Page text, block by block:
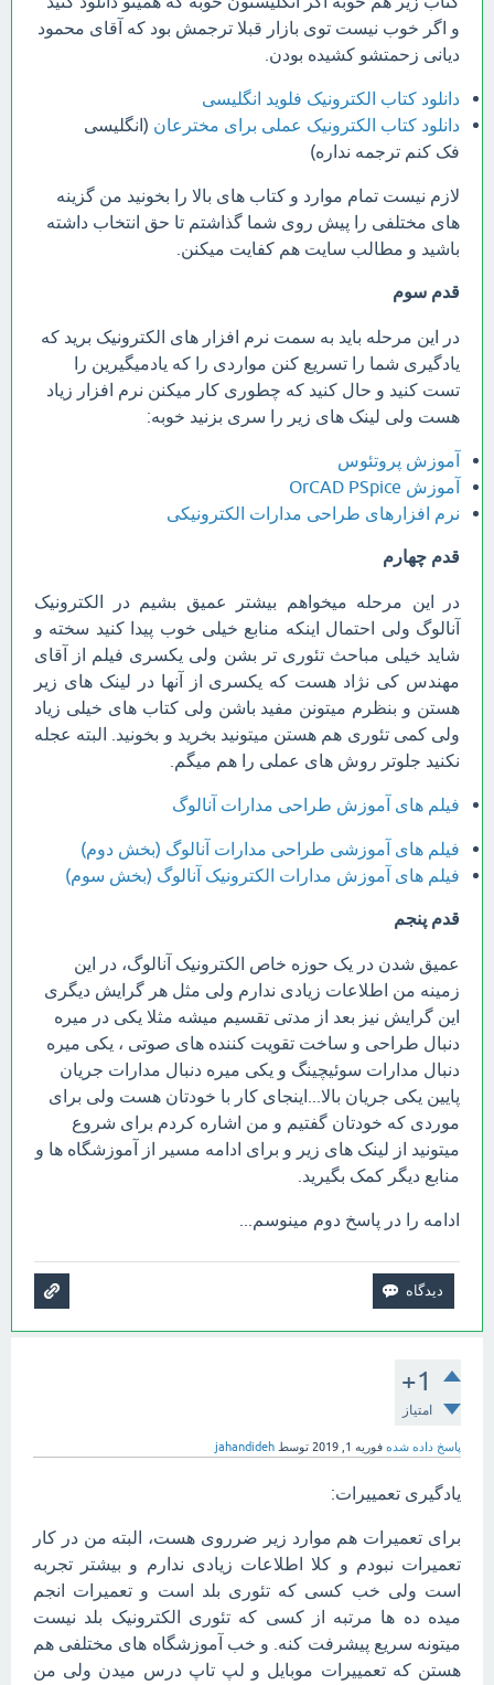
و اگر خوب نیست توی بازار قبلا ترجمش بود که آقای محمود
دیانی زحمتشو کشیده بودن.
دانلود کتاب الکترونیک فلوید انگلیسی
دانلود کتاب الکترونیک عملی برای مخترعان (انگلیسی
فک کنم ترجمه نداره)
لازم نیست تمام موارد و کتاب های بالا را بخونید من گزینه
های مختلفی را پیش روی شما گذاشتم تا حق انتخاب داشته
باشید و مطالب سایت هم کفایت میکنن.
قدم سوم
در این مرحله باید به سمت نرم افزار های الکترونیک برید که
یادگیری شما را تسریع کنن مواردی را که یادمیگیرین را
تست کنید و حال کنید که چطوری کار میکنن نرم افزار زیاد
هست ولی لینک های زیر را سری بزنید خوبه:
آموزش پروتئوس
آموزش OrCAD PSpice
نرم افزارهای طراحی مدارات الکترونیکی
قدم چهارم
در این مرحله میخواهم بیشتر عمیق بشیم در الکترونیک
آنالوگ ولی احتمال اینکه منابع خیلی خوب پیدا کنید سخته و
شاید خیلی مباحث تئوری تر بشن ولی یکسری فیلم از آقای
مهندس کی نژاد هست که یکسری از آنها در لینک های زیر
هستن و بنظرم میتونن مفید باشن ولی کتاب های خیلی زیاد
ولی کمی تئوری هم هستن میتونید بخرید و بخونید. البته عجله
نکنید جلوتر روش های عملی را هم میگم.
فیلم های آموزش طراحی مدارات آنالوگ
فیلم های آموزشی طراحی مدارات آنالوگ (بخش دوم)
فیلم های آموزش مدارات الکترونیک آنالوگ (بخش سوم)
قدم پنجم
عمیق شدن در یک حوزه خاص الکترونیک آنالوگ، در این
زمینه من اطلاعات زیادی ندارم ولی مثل هر گرایش دیگری
این گرایش نیز بعد از مدتی تقسیم میشه مثلا یکی در میره
دنبال طراحی و ساخت تقویت کننده های صوتی ، یکی میره
دنبال مدارات سوئیچینگ و یکی میره دنبال مدارات جریان
پایین یکی جریان بالا...اینجای کار با خودتان هست ولی برای
موردی که خودتان گفتیم و من اشاره کردم برای شروع
میتونید از لینک های زیر و برای ادامه مسیر از آموزشگاه ها و
منابع دیگر کمک بگیرید.
ادامه را در پاسخ دوم مینوسم...
+1
امتیاز
پاسخ داده شده فوریه 1, 2019 توسط jahandideh
یادگیری تعمییرات:
برای تعمیرات هم موارد زیر ضرروی هست، البته من در کار
تعمیرات نبودم و کلا اطلاعات زیادی ندارم و بیشتر تجربه
است ولی خب کسی که تئوری بلد است و تعمیرات انجم
میده ده ها مرتبه از کسی که تئوری الکترونیک بلد نیست
میتونه سریع پیشرفت کنه. و خب آموزشگاه های مختلفی هم
هستن که تعمییرات موبایل و لپ تاپ درس میدن ولی من